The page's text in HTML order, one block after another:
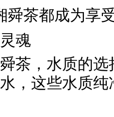
魂
茶，水质的
，这些水质